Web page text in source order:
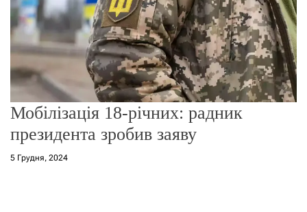
Мобілізація 18-річних: радник
президента зробив заяву
5 Грудня, 2024